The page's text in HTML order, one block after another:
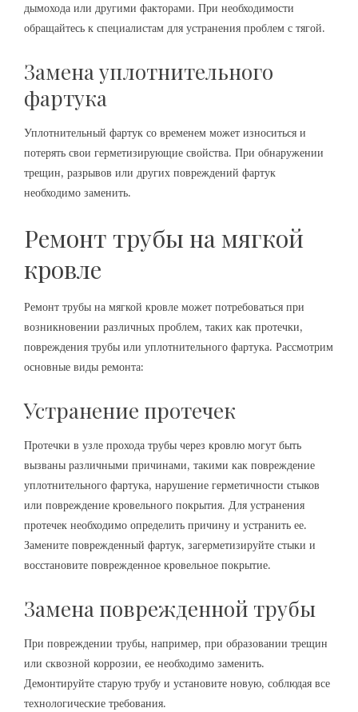
дымохода или другими факторами. При необходимости
обращайтесь к специалистам для устранения проблем с тягой.
Замена уплотнительного
фартука
Уплотнительный фартук со временем может износиться и
потерять свои герметизирующие свойства. При обнаружении
трещин, разрывов или других повреждений фартук
необходимо заменить.
Ремонт трубы на мягкой
кровле
Ремонт трубы на мягкой кровле может потребоваться при
возникновении различных проблем, таких как протечки,
повреждения трубы или уплотнительного фартука. Рассмотрим
основные виды ремонта:
Устранение протечек
Протечки в узле прохода трубы через кровлю могут быть
вызваны различными причинами, такими как повреждение
уплотнительного фартука, нарушение герметичности стыков
или повреждение кровельного покрытия. Для устранения
протечек необходимо определить причину и устранить ее.
Замените поврежденный фартук, загерметизируйте стыки и
восстановите поврежденное кровельное покрытие.
Замена поврежденной трубы
При повреждении трубы, например, при образовании трещин
или сквозной коррозии, ее необходимо заменить.
Демонтируйте старую трубу и установите новую, соблюдая все
технологические требования.